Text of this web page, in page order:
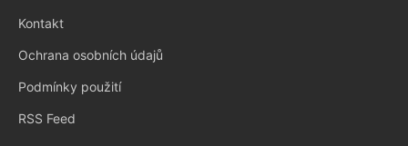
Kontakt
Ochrana osobních údajů
Podmínky použití
RSS Feed